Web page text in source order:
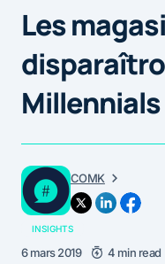
Les
Millennials
COMK
INSIGHTS
6 mars 2019 4 min read